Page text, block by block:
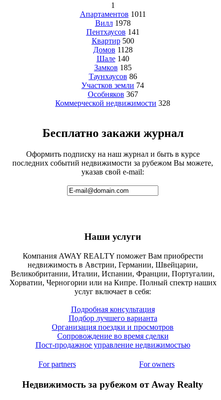
1
Апартаментов 1011
Вилл 1978
Пентхаусов 141
Квартир 500
Домов 1128
Шале 140
Замков 185
Таунхаусов 86
Участков земли 74
Особняков 367
Коммерческой недвижимости 328
Бесплатно закажи журнал
Оформить подписку на наш журнал и быть в курсе
последних событий недвижимости за рубежом Вы можете,
указав свой e-mail:
Наши услуги
Компания AWAY REALTY поможет Вам приобрести
недвижимость в Австрии, Германии, Швейцарии,
Великобритании, Италии, Испании, Франции, Португалии,
Хорватии, Черногории или на Кипре. Полный спектр наших
услуг включает в себя:
Подробная консультация
Подбор лучшего варианта
Организация поездки и просмотров
Сопровождение во время сделки
Пост-продажное управление недвижимостью
For partners For owners
Недвижимость за рубежом от Away Realty